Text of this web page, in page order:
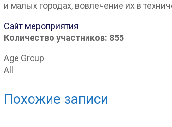
и малых городах, вовлечение их в
Сайт мероприятия
Количество участников: 855
Age Group
All
Похожие записи